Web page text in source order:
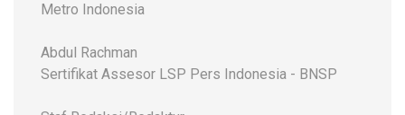
Metro Indonesia
Abdul Rachman
Sertifikat Assesor LSP Pers Indonesia - BNSP